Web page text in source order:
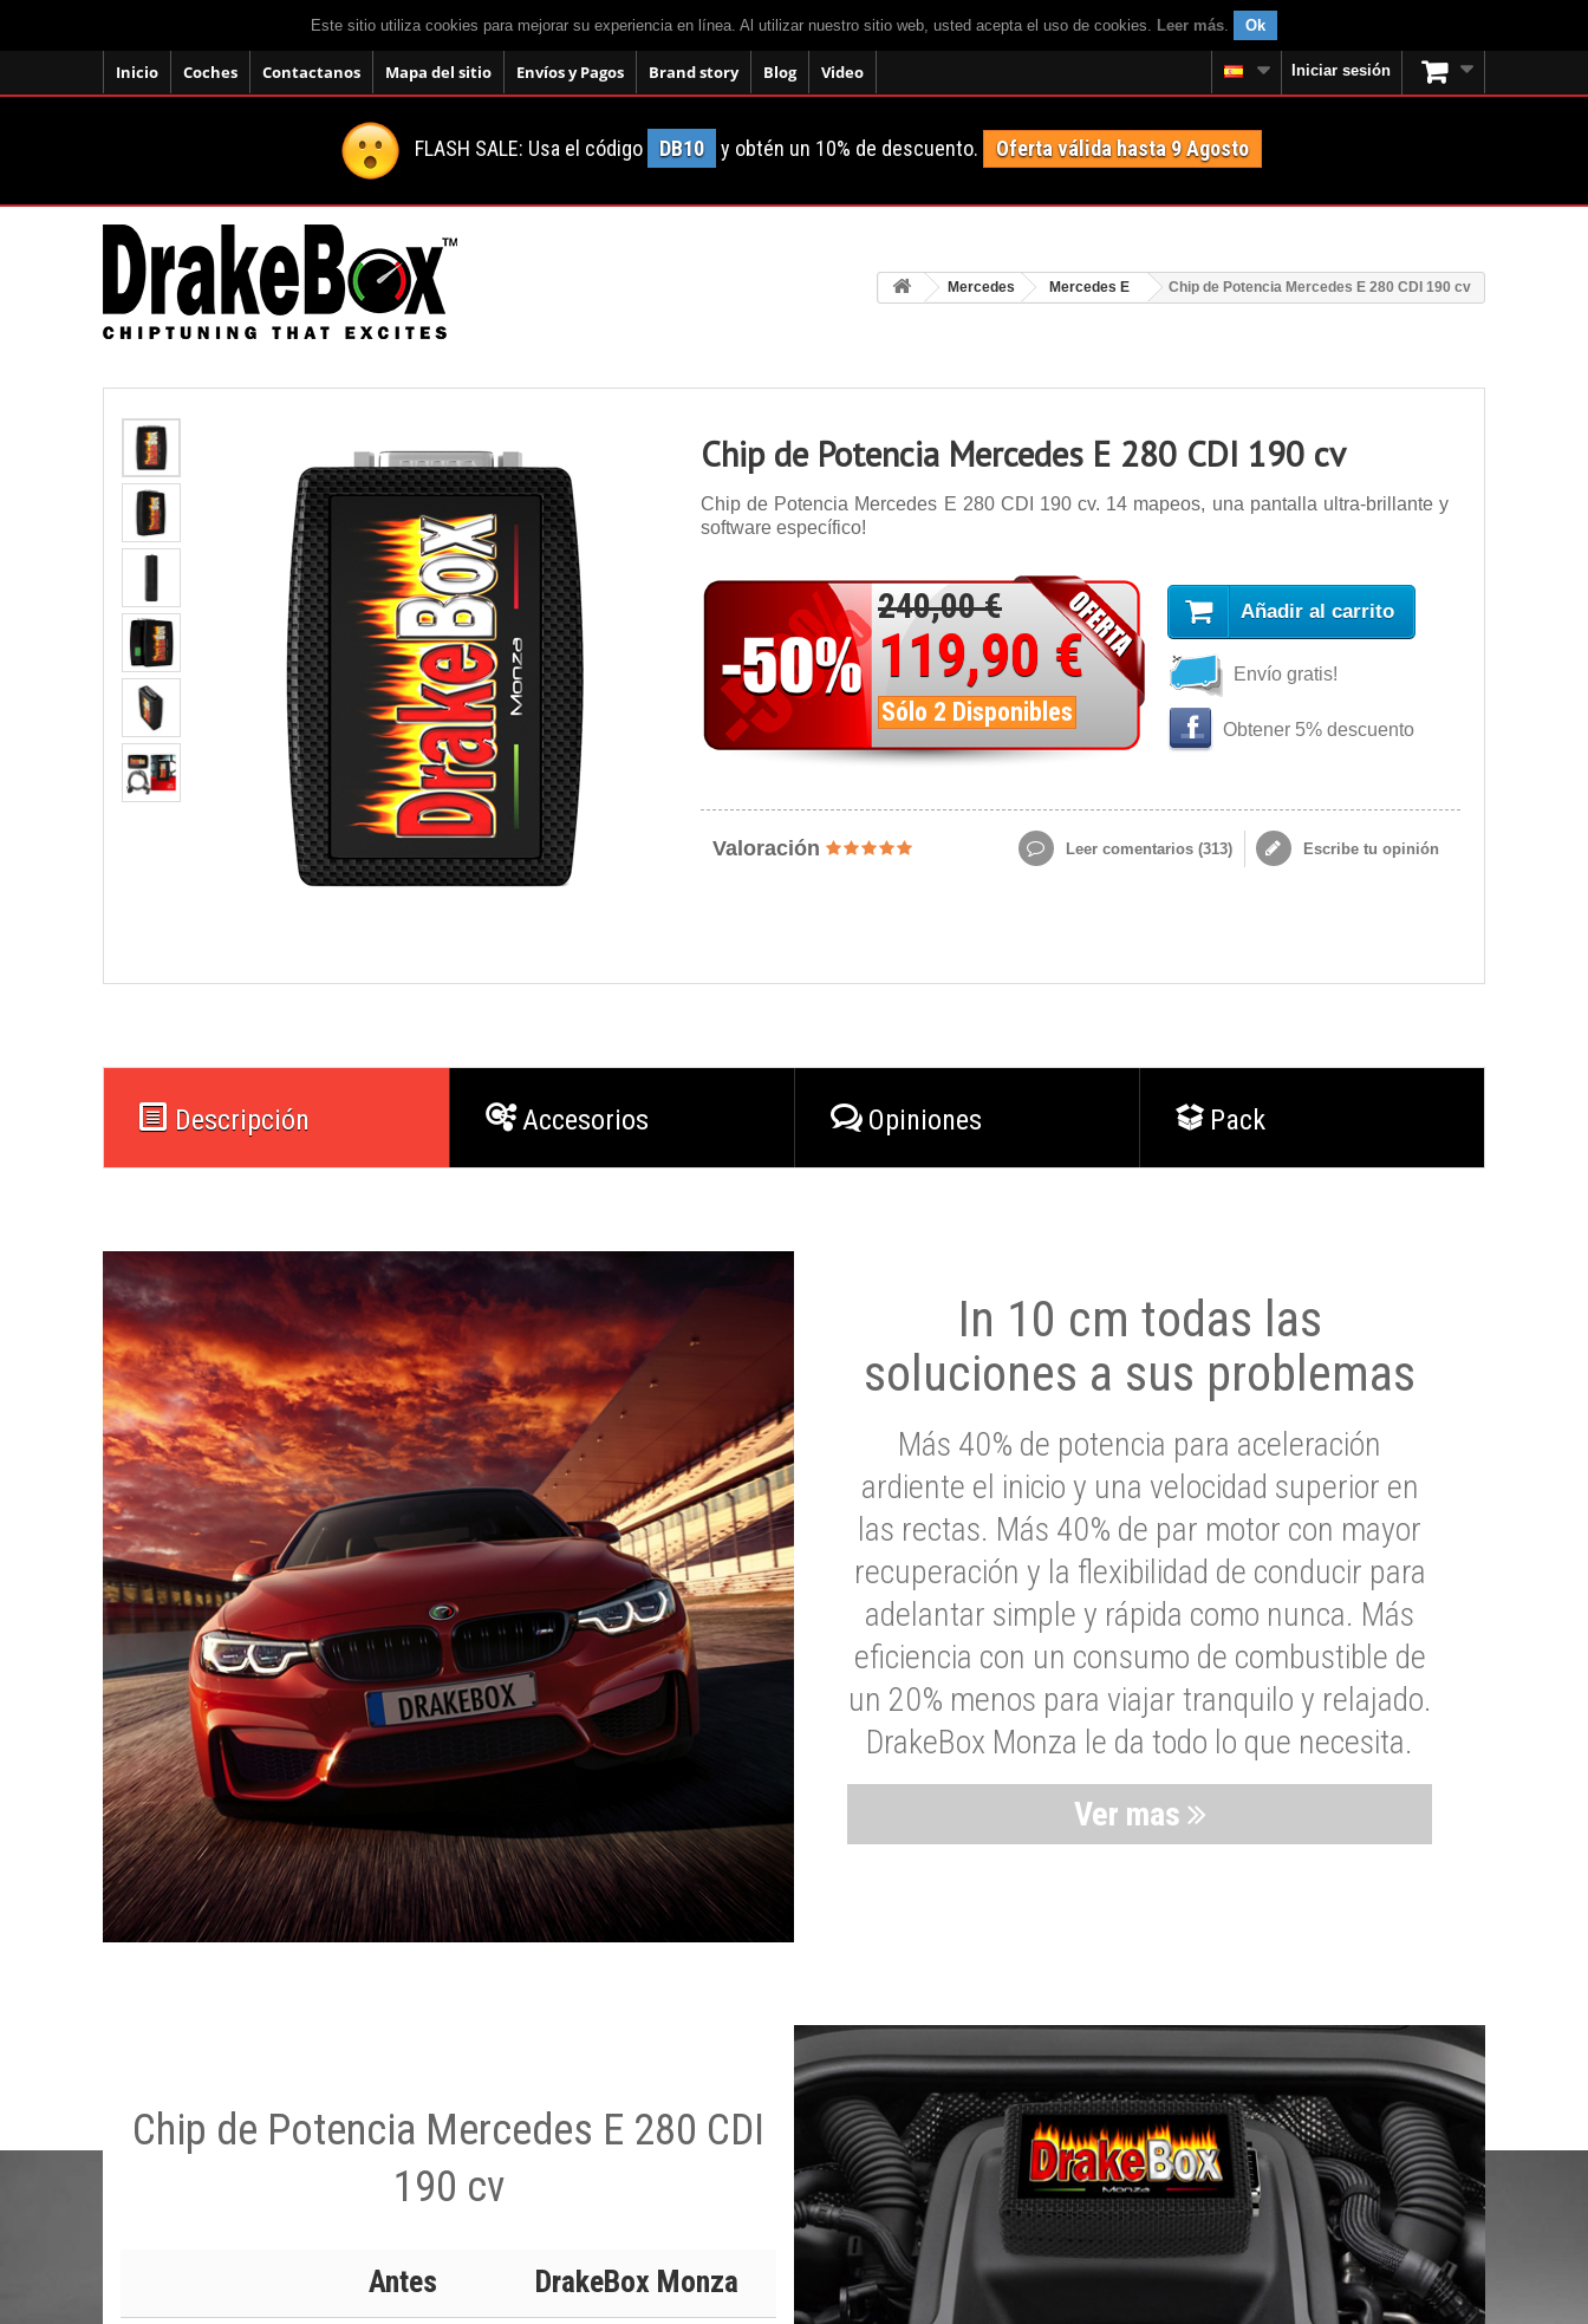
Este sitio utiliza cookies para mejorar su experiencia en línea. Al utilizar nuestro sitio web, usted acepta el uso de cookies. Leer más. Ok
Inicio Coches Contactanos Mapa del sitio Envíos y Pagos Brand story Blog Video Iniciar sesión
FLASH SALE: Usa el código DB10 y obtén un 10% de descuento. Oferta válida hasta 9 Agosto
Mercedes Mercedes E Chip de Potencia Mercedes E 280 CDI 190 cv
Chip de Potencia Mercedes E 280 CDI 190 cv
Chip de Potencia Mercedes E 280 CDI 190 cv. 14 mapeos, una pantalla ultra-brillante y
software específico!
240,00 €
119,90 €
Sólo 2 Disponibles
Añadir al carrito
Envío gratis!
Obtener 5% descuento
Valoración Leer comentarios (313) Escribe tu opinión
Descripción Accesorios Opiniones Pack
In 10 cm todas las
soluciones a sus problemas
Más 40% de potencia para aceleración
ardiente el inicio y una velocidad superior en
las rectas. Más 40% de par motor con mayor
recuperación y la flexibilidad de conducir para
adelantar simple y rápida como nunca. Más
eficiencia con un consumo de combustible de
un 20% menos para viajar tranquilo y relajado.
DrakeBox Monza le da todo lo que necesita.
Ver mas
Chip de Potencia Mercedes E 280 CDI
190 cv
Antes
DrakeBox Monza